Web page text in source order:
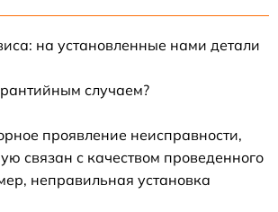
на установленные нами детали
случаем?
проявление неисправности,
связан с качеством проведенного
неправильная установка